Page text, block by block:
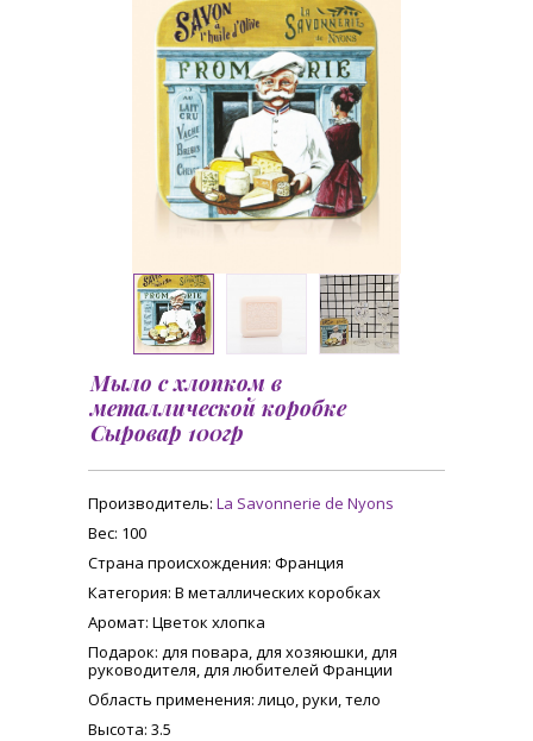
Мыло с хлопком в
металлической коробке
Сыровар 100гр
Производитель: La Savonnerie de Nyons
Вес: 100
Страна происхождения: Франция
Категория: В металлических коробках
Аромат: Цветок хлопка
Подарок: для повара, для хозяюшки, для
руководителя, для любителей Франции
Область применения: лицо, руки, тело
Высота: 3.5